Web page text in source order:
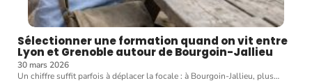
Sélectionner une formation quand on vit entre
Lyon et Grenoble autour de Bourgoin-Jallieu
30 mars 2026
Un chiffre suffit parfois à déplacer la focale : à Bourgoin-Jallieu, plus…